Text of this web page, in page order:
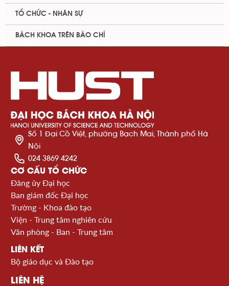
TỔ CHỨC - NHÂN SỰ
BÁCH KHOA TRÊN BÁO CHÍ
Số 1 Đại Cồ Việt, phường Bạch Mai, Thành phố Hà
Nội
024 3869 4242
CƠ CẤU TỔ CHỨC
Đảng ủy Đại học
Ban giám đốc Đại học
Trường - Khoa đào tạo
Viện - Trung tâm nghiên cứu
Văn phòng - Ban - Trung tâm
LIÊN KẾT
Bộ giáo dục và Đào tạo
LIÊN HỆ